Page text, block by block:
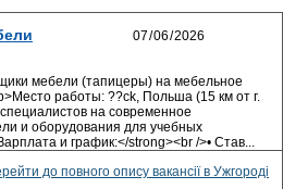
мебели (тапицеры) на мебельное
работы: ??ck, Польша (15 км от г.
на современное
и оборудования для учебных
и график:</strong><br />• Став...
до повного опису вакансії в Ужгороді